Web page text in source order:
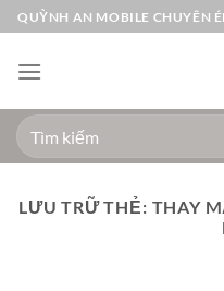
Bỏ
qua
nội
QUỲNH AN MOBILE CHUYÊN
Tìm
kiếm:
LƯU TRỮ THẺ: THAY